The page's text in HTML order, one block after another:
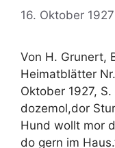
16. Oktober 1927
Von H. Grunert,
Heimatblätter
Oktober 1927,
dozemol,dor
Hund wollt mor
do gern im